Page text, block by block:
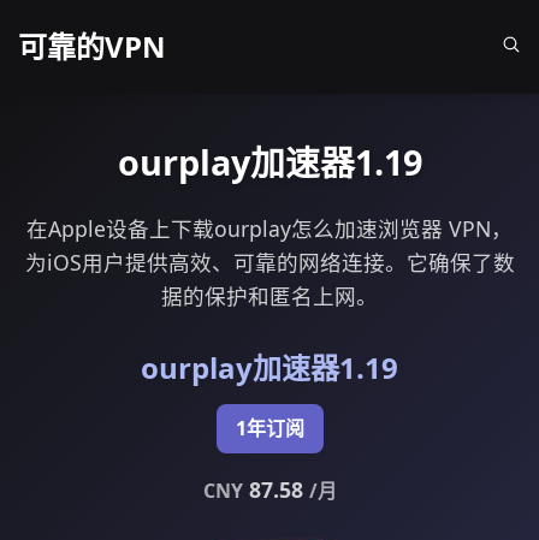
可靠的VPN
ourplay加速器1.19
在Apple设备上下载ourplay怎么加速浏览器 VPN，
为iOS用户提供高效、可靠的网络连接。它确保了数
据的保护和匿名上网。
ourplay加速器1.19
1年订阅
CNY87.58 /月